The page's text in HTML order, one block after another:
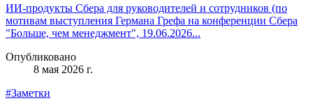
ИИ-продукты Сбера для руководителей и сотрудников (по
мотивам выступления Германа Грефа на конференции Сбера
"Больше, чем менеджмент", 19.06.2026...
Опубликовано
8 мая 2026 г.
#Заметки